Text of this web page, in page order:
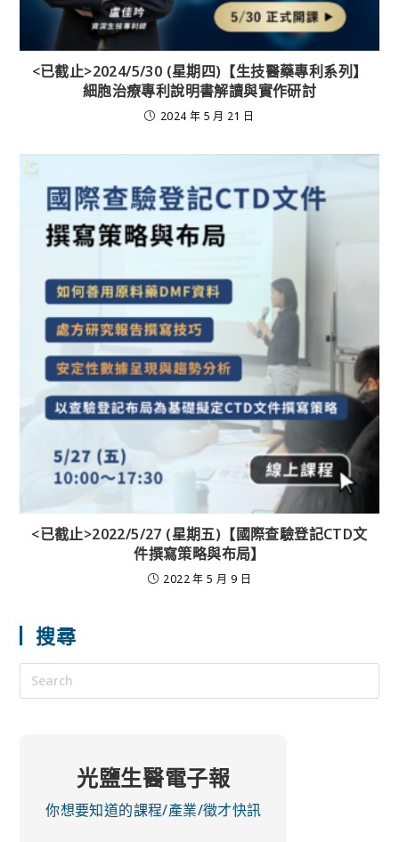
<已截止>2024/5/30 (星期四)【生技醫藥專利系列】
細胞治療專利說明書解讀與實作研討
2024 年 5 月 21 日
<已截止>2022/5/27 (星期五)【國際查驗登記CTD文
件撰寫策略與布局】
2022 年 5 月 9 日
搜尋
光鹽生醫電子報
你想要知道的課程/產業/徵才快訊